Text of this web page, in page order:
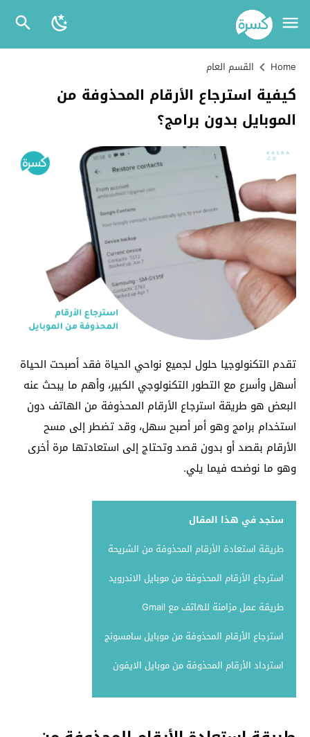
Home القسم العام
كيفية استرجاع الأرقام المحذوفة من
الموبايل بدون برامج؟
تقدم التكنولوجيا حلول لجميع نواحي الحياة فقد أصبحت الحياة
أسهل وأسرع مع التطور التكنولوجي الكبير، وأهم ما يبحث عنه
البعض هو طريقة استرجاع الأرقام المحذوفة من الهاتف دون
استخدام برامج وهو أمر أصبح سهل، وقد تضطر إلى مسح
الأرقام بقصد أو بدون قصد وتحتاج إلى استعادتها مرة أخرى
وهو ما نوضحه فيما يلي.
ستجد في هذا المقال
طريقة استعادة الأرقام المحذوفة من الشريحة
استرجاع الأرقام المحذوفة من موبايل الاندرويد
طريقة عمل مزامنة للهاتف مع Gmail
استرجاع الأرقام المحذوفة من موبايل سامسونج
استرداد الأرقام المحذوفة من موبايل الايفون